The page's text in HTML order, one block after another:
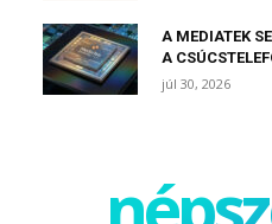
A MEDIATEK
A
júl 30, 2026